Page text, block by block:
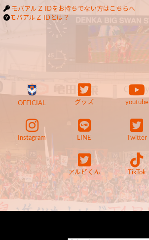
モバアルＺ IDをお持ちでない方はこちらへ
モバアルＺ IDとは？
OFFICIAL グッズ youtube
Instagram LINE Twitter
アルビくん TikTok